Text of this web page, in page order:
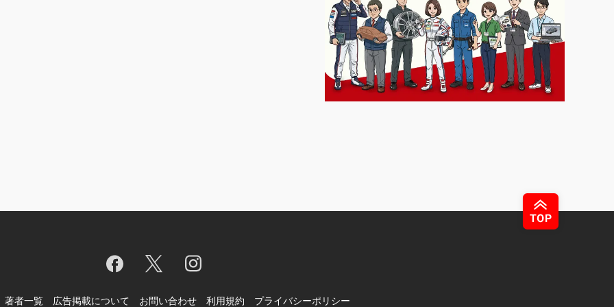
著者一覧 広告掲載について お問い合わせ 利用規約 プライバシーポリシー